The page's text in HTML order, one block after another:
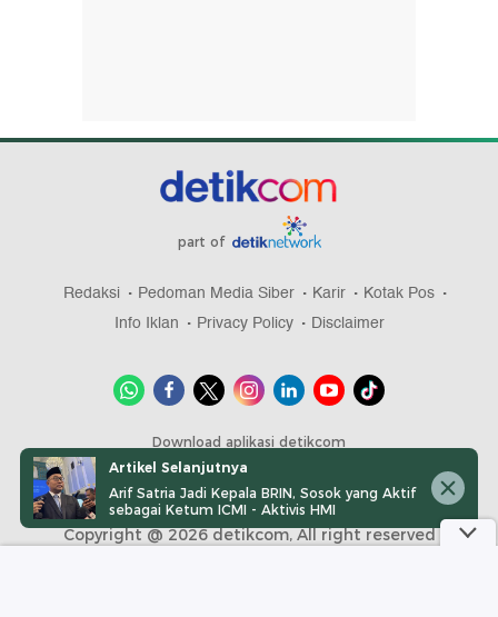
part of
Redaksi Pedoman Media Siber Karir
Kotak Pos
Info Iklan
Privacy Policy Disclaimer
Download aplikasi detikcom
Copyright @ 2026 detikcom, All right reserved
Artikel Selanjutnya
Arif Satria Jadi Kepala BRIN, Sosok yang Aktif
sebagai Ketum ICMI - Aktivis HMI